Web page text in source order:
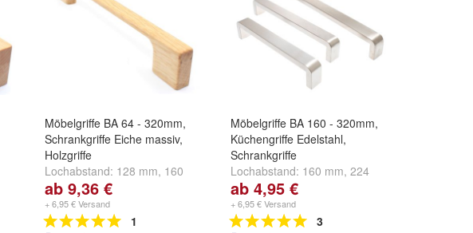
Möbelgriffe BA 64 - 320mm,
Schrankgriffe Eiche massiv,
Holzgriffe
Lochabstand: 128 mm, 160
mm ,192 mmund
ab 9,36 €
+ 6,95 € Versand
1
Möbelgriffe BA 160 - 320mm,
Küchengriffe Edelstahl,
Schrankgriffe
Lochabstand: 160 mm, 224
mm ,256 mmund
ab 4,95 €
+ 6,95 € Versand
3